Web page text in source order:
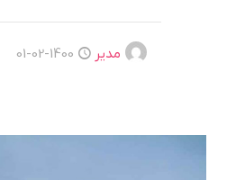
مدیر 1400-02-01